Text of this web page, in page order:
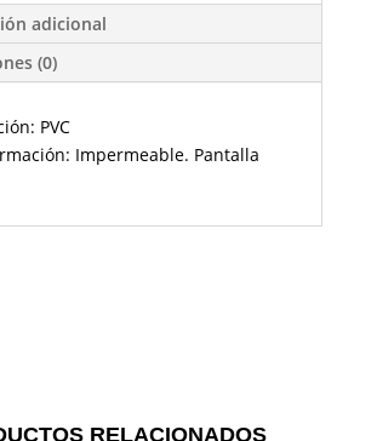
adicional
(0)
PVC
Impermeable. Pantalla
RELACIONADOS